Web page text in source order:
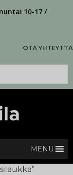
10-17 /
OTA YHTEYTTÄ
MENU